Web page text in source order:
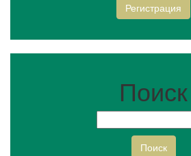
Регистрация
Поиск
Поиск